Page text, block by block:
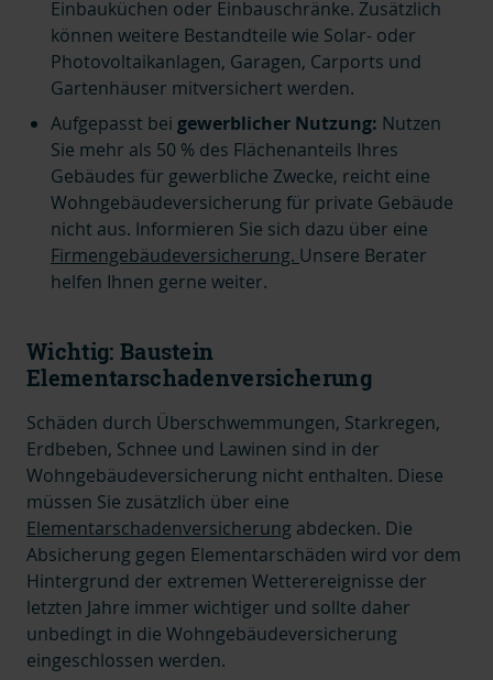
Einbauküchen oder Einbauschränke. Zusätzlich
können weitere Bestandteile wie Solar- oder
Photovoltaikanlagen, Garagen, Carports und
Gartenhäuser mitversichert werden.
Aufgepasst bei gewerblicher Nutzung: Nutzen
Sie mehr als 50 % des Flächenanteils Ihres
Gebäudes für gewerbliche Zwecke, reicht eine
Wohngebäudeversicherung für private Gebäude
nicht aus. Informieren Sie sich dazu über eine
Firmengebäudeversicherung. Unsere Berater
helfen Ihnen gerne weiter.
Wichtig: Baustein
Elementarschadenversicherung
Schäden durch Überschwemmungen, Starkregen,
Erdbeben, Schnee und Lawinen sind in der
Wohngebäudeversicherung nicht enthalten. Diese
müssen Sie zusätzlich über eine
Elementarschadenversicherung abdecken. Die
Absicherung gegen Elementarschäden wird vor dem
Hintergrund der extremen Wetterereignisse der
letzten Jahre immer wichtiger und sollte daher
unbedingt in die Wohngebäudeversicherung
eingeschlossen werden.